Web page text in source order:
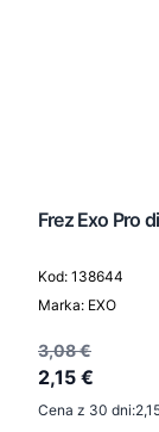
Frez Exo Pro
Kod: 138644
Marka: EXO
3,08 €
2,15 €
Cena z 30 dni: